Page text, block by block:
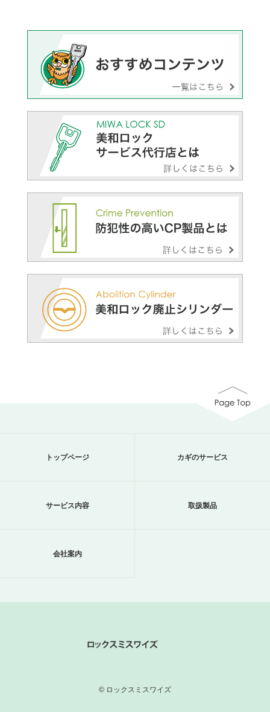
トップページ カギのサービス
サービス内容 取扱製品
会社案内
© ロックスミスワイズ